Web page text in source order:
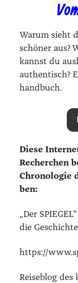
War­um sieht
schö­ner aus?
kannst du
authen­tisch?
hand­buch.
Die­se
Recher­chen
Chro­no­lo­gie
ben:
„Der
die
https://
Rei­se­blog